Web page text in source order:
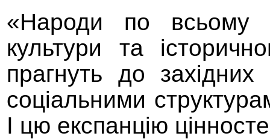
«Народи по всьому
культури та
прагнуть до
соціальними
І цю експанцію